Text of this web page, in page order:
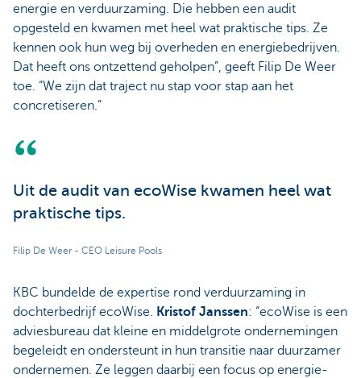
energie en verduurzaming. Die hebben een audit
opgesteld en kwamen met heel wat praktische tips. Ze
kennen ook hun weg bij overheden en energiebedrijven.
Dat heeft ons ontzettend geholpen”, geeft Filip De Weer
toe. “We zijn dat traject nu stap voor stap aan het
concretiseren.”
Uit de audit van ecoWise kwamen heel wat
praktische tips.
Filip De Weer - CEO Leisure Pools
KBC bundelde de expertise rond verduurzaming in
dochterbedrijf ecoWise. Kristof Janssen: “ecoWise is een
adviesbureau dat kleine en middelgrote ondernemingen
begeleidt en ondersteunt in hun transitie naar duurzamer
ondernemen. Ze leggen daarbij een focus op energie-